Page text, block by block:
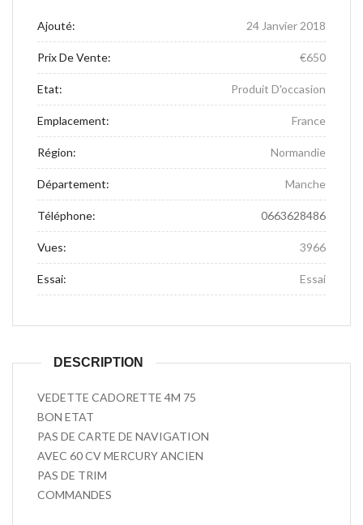
Ajouté: 24 Janvier 2018
Prix De Vente: €650
Etat: Produit D'occasion
Emplacement: France
Région: Normandie
Département: Manche
Téléphone: 0663628486
Vues: 3966
Essai: Essai
DESCRIPTION
VEDETTE CADORETTE 4M 75
BON ETAT
PAS DE CARTE DE NAVIGATION
AVEC 60 CV MERCURY ANCIEN
PAS DE TRIM
COMMANDES